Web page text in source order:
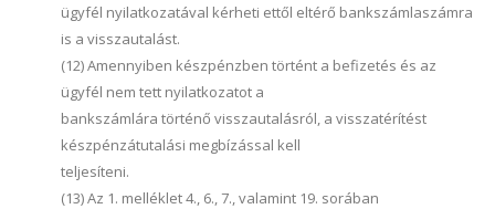
ügyfél nyilatkozatával kérheti ettől eltérő bankszámlaszámra
is a visszautalást.
(12) Amennyiben készpénzben történt a befizetés és az
ügyfél nem tett nyilatkozatot a
bankszámlára történő visszautalásról, a visszatérítést
készpénzátutalási megbízással kell
teljesíteni.
(13) Az 1. melléklet 4., 6., 7., valamint 19. sorában